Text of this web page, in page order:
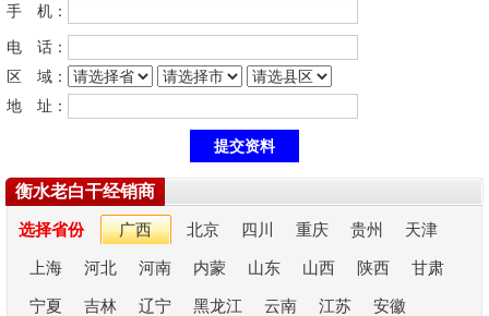
手 机：
电 话：
区 域：
地 址：
衡水老白干经销商
选择省份 广西 北京 四川 重庆 贵州 天津
上海 河北 河南 内蒙 山东 山西 陕西 甘肃
宁夏 吉林 辽宁 黑龙江 云南 江苏 安徽